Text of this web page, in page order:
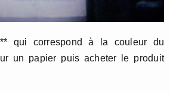
qui correspond à la couleur du
un papier puis acheter le produit